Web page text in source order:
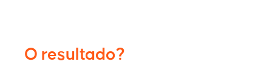
O resultado?